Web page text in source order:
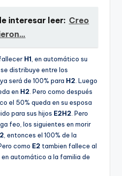
interesar leer: Creo
H1, en automático su
se distribuye entre los
será de 100% para H2. Luego
en H2. Pero como después
el 50% queda en su esposa
para sus hijos E2H2. Pero
feo, los siguientes en morir
, entonces el 100% de la
como E2 tambien fallece al
automático a la familia de